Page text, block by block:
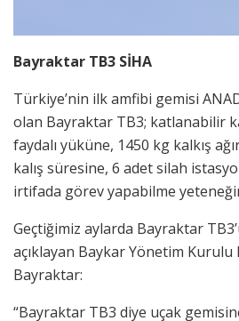
Bayraktar TB3 SİHA
Türkiye’nin ilk amfibi gemisi
olan Bayraktar TB3; katlanabilir
faydalı yüküne, 1450 kg kalkış
kalış süresine, 6 adet silah
irtifada görev yapabilme
Geçtiğimiz aylarda Bayraktar
açıklayan Baykar Yönetim Kurulu
Bayraktar:
“Bayraktar TB3 diye uçak